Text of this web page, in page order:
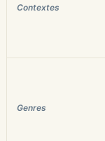
Contextes
Genres